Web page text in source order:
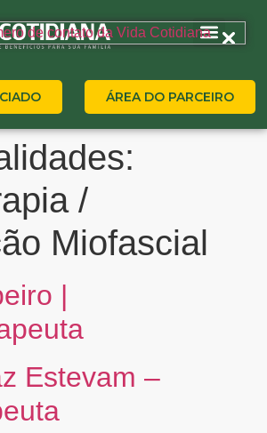
ÁREA DO PARCEIRO
/
Miofascial
|
Estevam –